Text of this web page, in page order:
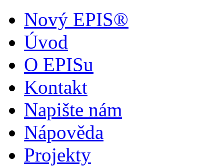
Nový EPIS®
Úvod
O EPISu
Kontakt
Napište nám
Nápověda
Projekty